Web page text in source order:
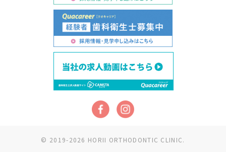
© 2019-2026 HORII ORTHODONTIC CLINIC.